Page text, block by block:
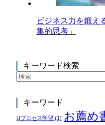
ビジネス力を鍛え
集的思考」
キーワード検索
キーワード
Uプロセス学習 (1) お薦め